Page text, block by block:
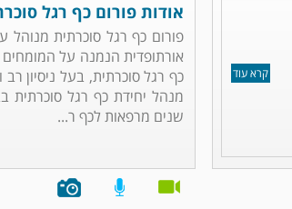
אודות פורום כף רגל
פורום כף רגל סוכרתית מנוהל
אורתופדית הנמנה על
כף רגל סוכרתית, בעל ניסיון
מנהל יחידת כף רגל סוכרתית
שנים מרפאות לכף ר...
קרא עוד